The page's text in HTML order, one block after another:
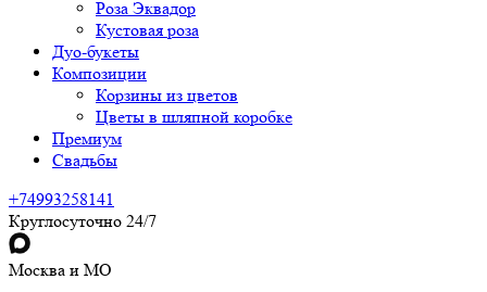
Роза Эквадор
Кустовая роза
Дуо-букеты
Композиции
Корзины из цветов
Цветы в шляпной коробке
Премиум
Свадьбы
+74993258141
Круглосуточно 24/7
Москва и МО